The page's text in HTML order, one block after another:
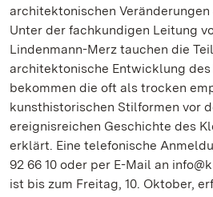
architektonischen
Unter der fachkundigen Leitung
Lindenmann-Merz tauchen die
architektonische Entwicklung des
bekommen die oft als trocken
kunsthistorischen Stilformen vor
ereignisreichen Geschichte des
erklärt. Eine telefonische
92 66 10 oder per E-Mail an
ist bis zum Freitag, 10. Oktober,